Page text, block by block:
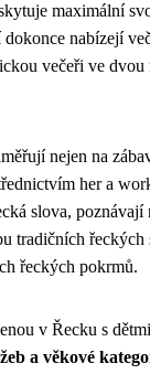
maximální
nabízejí
večeři ve dvou
nejen na
her a
slova, poznávají
tradičních řeckých
řeckých pokrmů.
v Řecku s
a věkové